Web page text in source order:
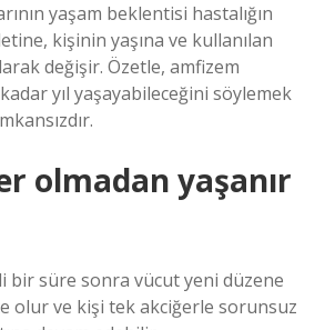
yaşam beklentisi hastalığın
kişinin yaşına ve kullanılan
değişir. Özetle, amfizem
yıl yaşayabileceğini söylemek
olmadan yaşanır
bir süre sonra vücut yeni düzene
olur ve kişi tek akciğerle sorunsuz